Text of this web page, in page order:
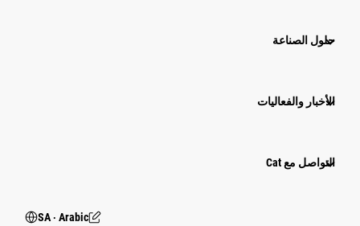
حلول الصناعة
الأخبار والفعاليات
التواصل مع Cat
SA ‧ Arabic